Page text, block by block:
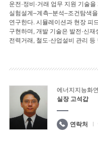
운전·정비·거래 업무 지원 기술
실험설계–계측–분석–조건탐색
연구한다. 시뮬레이션과 현장 피
구현하며, 개발 기술은 발전·신
전력거래, 철도·산업설비 관리
에너지지능화
실장 고석갑
연락처